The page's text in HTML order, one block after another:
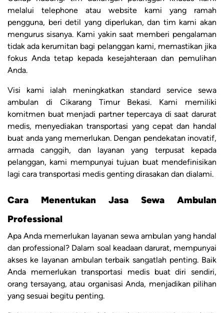
melalui telephone atau website kami yang ramah
pengguna, beri detil yang diperlukan, dan tim kami akan
mengurus sisanya. Kami yakin saat memberi pengalaman
tidak ada kerumitan bagi pelanggan kami, memastikan jika
fokus Anda tetap kepada kesejahteraan dan pemulihan
Anda.
Visi kami ialah meningkatkan standard service sewa
ambulan di Cikarang Timur Bekasi. Kami memiliki
komitmen buat menjadi partner tepercaya di saat darurat
medis, menyediakan transportasi yang cepat dan handal
buat anda yang memerlukan. Dengan pendekatan inovatif,
armada canggih, dan layanan yang terpusat kepada
pelanggan, kami mempunyai tujuan buat mendefinisikan
lagi cara transportasi medis genting dirasakan dan dialami.
Cara Menentukan Jasa Sewa Ambulan
Professional
Apa Anda memerlukan layanan sewa ambulan yang handal
dan professional? Dalam soal keadaan darurat, mempunyai
akses ke layanan ambulan terbaik sangatlah penting. Baik
Anda memerlukan transportasi medis buat diri sendiri,
orang tersayang, atau organisasi Anda, menjadikan pilihan
yang sesuai begitu penting.